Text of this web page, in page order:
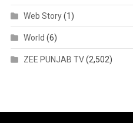
Web Story(1)
World (6)
ZEE PUNJAB TV(2,502)